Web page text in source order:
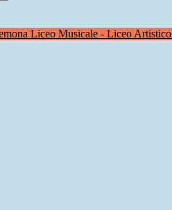
Liceo Musicale - Liceo Artistico